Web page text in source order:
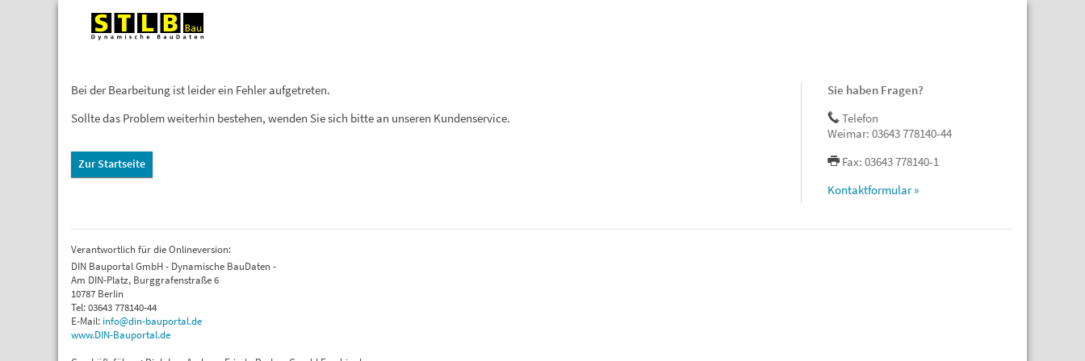
Bei der Bearbeitung ist leider ein Fehler aufgetreten.
Sollte das Problem weiterhin bestehen, wenden Sie sich bitte an unseren Kundenservice.
Zur Startseite
Sie haben Fragen?
Telefon
Weimar: 03643 778140-44
Fax: 03643 778140-1
Kontaktformular »
Verantwortlich für die Onlineversion:
DIN Bauportal GmbH - Dynamische BauDaten -
Am DIN-Platz, Burggrafenstraße 6
10787 Berlin
Tel: 03643 778140-44
E-Mail: info@din-bauportal.de
www.DIN-Bauportal.de